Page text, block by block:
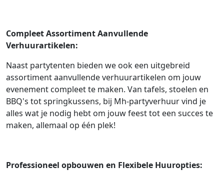
Compleet Assortiment Aanvullende
Verhuurartikelen:
Naast partytenten bieden we ook een uitgebreid
assortiment aanvullende verhuurartikelen om jouw
evenement compleet te maken. Van tafels, stoelen en
BBQ's tot springkussens, bij Mh-partyverhuur vind je
alles wat je nodig hebt om jouw feest tot een succes te
maken, allemaal op één plek!
Professioneel opbouwen en Flexibele Huuropties: